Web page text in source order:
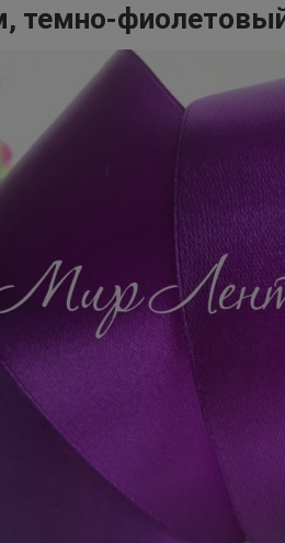
темно-